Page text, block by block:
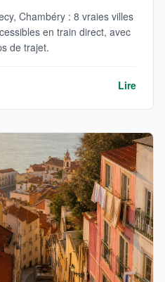
Chambéry : 8 vraies villes
en train direct, avec
de trajet.
Lire